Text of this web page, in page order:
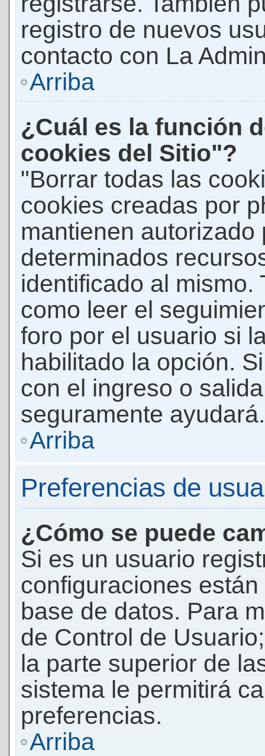
registro de nuevos
contacto con La
Arriba
¿Cuál es la función
cookies del Sitio"?
"Borrar todas las
cookies creadas por
mantienen autorizado
determinados
identificado al mismo.
como leer el
foro por el usuario si
habilitado la opción.
con el ingreso o
seguramente ayudará.
Arriba
Preferencias de
¿Cómo se puede
Si es un usuario
configuraciones
base de datos. Para
de Control de
la parte superior de
sistema le permitirá
preferencias.
Arriba